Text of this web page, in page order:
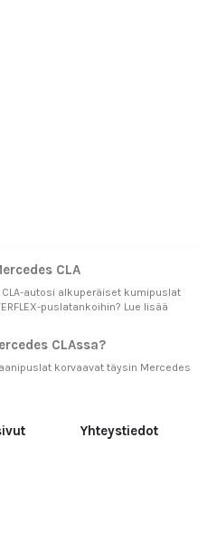
CLA
autosi alkuperäiset kumipuslat
puslatankoihin? Lue lisää
CLAssa?
korvaavat täysin Mercedes
Yhteystiedot